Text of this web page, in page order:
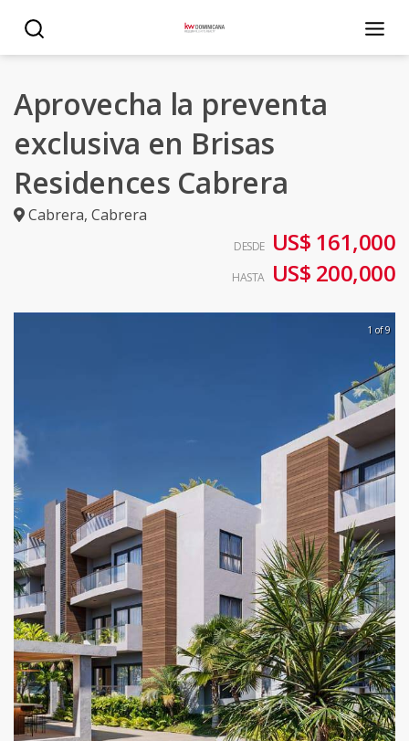
Aprovecha la preventa
exclusiva en Brisas
Residences Cabrera
Cabrera, Cabrera
DESDE US$ 161,000
HASTA US$ 200,000
1 of 9